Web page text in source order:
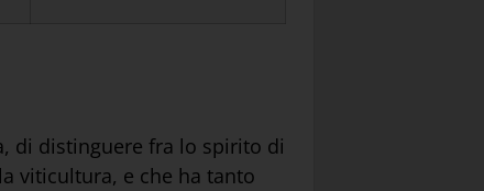
di distinguere fra lo spirito di
viticultura, e che ha tanto